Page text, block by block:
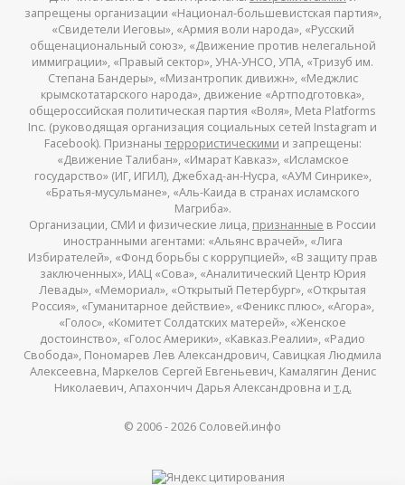
запрещены организации «Национал-большевистская партия»,
«Свидетели Иеговы», «Армия воли народа», «Русский
общенациональный союз», «Движение против нелегальной
иммиграции», «Правый сектор», УНА-УНСО, УПА, «Тризуб им.
Степана Бандеры», «Мизантропик дивижн», «Меджлис
крымскотатарского народа», движение «Артподготовка»,
общероссийская политическая партия «Воля», Meta Platforms
Inc. (руководящая организация социальных сетей Instagram и
Facebook). Признаны террористическими и запрещены:
«Движение Талибан», «Имарат Кавказ», «Исламское
государство» (ИГ, ИГИЛ), Джебхад-ан-Нусра, «АУМ Синрике»,
«Братья-мусульмане», «Аль-Каида в странах исламского
Магриба».
Организации, СМИ и физические лица, признанные в России
иностранными агентами: «Альянс врачей», «Лига
Избирателей», «Фонд борьбы с коррупцией», «В защиту прав
заключенных», ИАЦ «Сова», «Аналитический Центр Юрия
Левады», «Мемориал», «Открытый Петербург», «Открытая
Россия», «Гуманитарное действие», «Феникс плюс», «Агора»,
«Голос», «Комитет Солдатских матерей», «Женское
достоинство», «Голос Америки», «Кавказ.Реалии», «Радио
Свобода», Пономарев Лев Александрович, Савицкая Людмила
Алексеевна, Маркелов Сергей Евгеньевич, Камалягин Денис
Николаевич, Апахончич Дарья Александровна и т.д.
© 2006 -2026 Соловей.инфо